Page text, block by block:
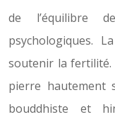
de l’équilibre
psychologiques.
soutenir la fertilité.
pierre hautement
bouddhiste et